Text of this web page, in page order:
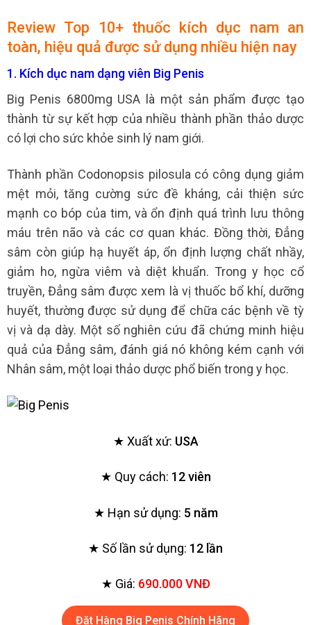
Review Top 10+ thuốc kích dục nam an
toàn, hiệu quả được sử dụng nhiều hiện nay
1. Kích dục nam dạng viên Big Penis
Big Penis 6800mg USA là một sản phẩm được tạo
thành từ sự kết hợp của nhiều thành phần thảo dược
có lợi cho sức khỏe sinh lý nam giới.
Thành phần Codonopsis pilosula có công dụng giảm
mệt mỏi, tăng cường sức đề kháng, cải thiện sức
mạnh co bóp của tim, và ổn định quá trình lưu thông
máu trên não và các cơ quan khác. Đồng thời, Đẳng
sâm còn giúp hạ huyết áp, ổn định lượng chất nhầy,
giảm ho, ngừa viêm và diệt khuẩn. Trong y học cổ
truyền, Đẳng sâm được xem là vị thuốc bổ khí, dưỡng
huyết, thường được sử dụng để chữa các bệnh về tỳ
vị và dạ dày. Một số nghiên cứu đã chứng minh hiệu
quả của Đẳng sâm, đánh giá nó không kém cạnh với
Nhân sâm, một loại thảo dược phổ biến trong y học.
★ Xuất xứ: USA
★ Quy cách: 12 viên
★ Hạn sử dụng: 5 năm
★ Số lần sử dụng: 12 lần
★ Giá: 690.000 VNĐ
Đặt Hàng Big Penis Chính Hãng